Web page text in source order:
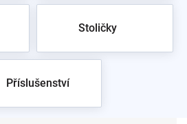
Stoličky
Příslušenství